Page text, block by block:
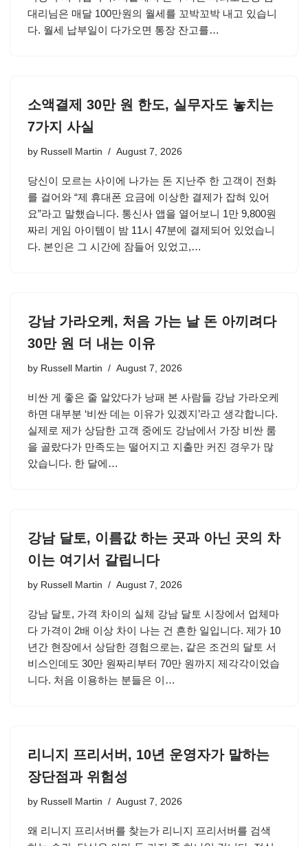
대리님은 매달 100만원의 월세를 꼬박꼬박 내고 있습니
다. 월세 납부일이 다가오면 통장 잔고를…
소액결제 30만 원 한도, 실무자도 놓치는
7가지 사실
by Russell Martin August 7, 2026
당신이 모르는 사이에 나가는 돈 지난주 한 고객이 전화
를 걸어와 “제 휴대폰 요금에 이상한 결제가 잡혀 있어
요”라고 말했습니다. 통신사 앱을 열어보니 1만 9,800원
짜리 게임 아이템이 밤 11시 47분에 결제되어 있었습니
다. 본인은 그 시간에 잠들어 있었고,…
강남 가라오케, 처음 가는 날 돈 아끼려다
30만 원 더 내는 이유
by Russell Martin August 7, 2026
비싼 게 좋은 줄 알았다가 낭패 본 사람들 강남 가라오케
하면 대부분 ‘비싼 데는 이유가 있겠지’라고 생각합니다.
실제로 제가 상담한 고객 중에도 강남에서 가장 비싼 룸
을 골랐다가 만족도는 떨어지고 지출만 커진 경우가 많
았습니다. 한 달에…
강남 달토, 이름값 하는 곳과 아닌 곳의 차
이는 여기서 갈립니다
by Russell Martin August 7, 2026
강남 달토, 가격 차이의 실체 강남 달토 시장에서 업체마
다 가격이 2배 이상 차이 나는 건 흔한 일입니다. 제가 10
년간 현장에서 상담한 경험으로는, 같은 조건의 달토 서
비스인데도 30만 원짜리부터 70만 원까지 제각각이었습
니다. 처음 이용하는 분들은 이…
리니지 프리서버, 10년 운영자가 말하는
장단점과 위험성
by Russell Martin August 7, 2026
왜 리니지 프리서버를 찾는가 리니지 프리서버를 검색